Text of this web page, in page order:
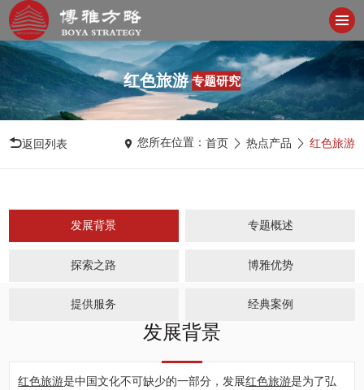
红色旅游 专题研究
返回列表 您所在位置： 首页 热点产品 红色旅游
发展背景 专题概述
探索之路 博雅优势
提供服务 经典案例
发展背景
红色旅游是中国文化不可缺少的一部分，发展红色旅游是为了弘